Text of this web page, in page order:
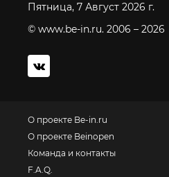
Пятница, 7 Август 2026 г.
© www.be-in.ru. 2006 – 2026
О проекте Be-in.ru
О проекте Beinopen
Команда и контакты
F.A.Q.